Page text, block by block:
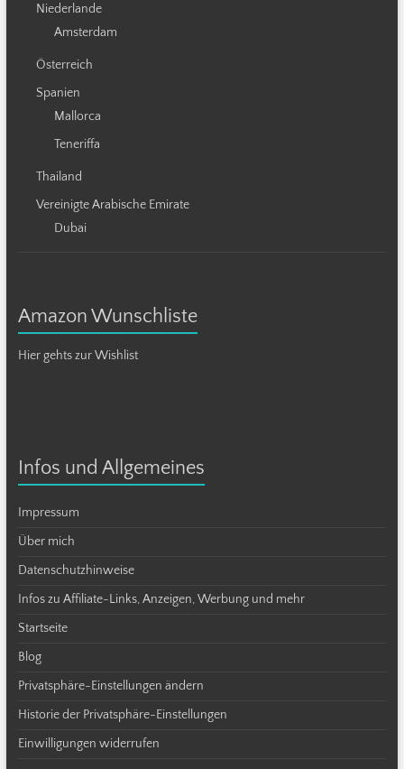
Niederlande
Amsterdam
Österreich
Spanien
Mallorca
Teneriffa
Thailand
Vereinigte Arabische Emirate
Dubai
Amazon Wunschliste
Hier gehts zur Wishlist
Infos und Allgemeines
Impressum
Über mich
Datenschutzhinweise
Infos zu Affiliate-Links, Anzeigen, Werbung und mehr
Startseite
Blog
Privatsphäre-Einstellungen ändern
Historie der Privatsphäre-Einstellungen
Einwilligungen widerrufen